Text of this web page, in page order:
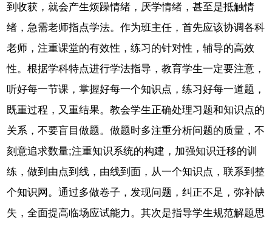
到收获，就会产生烦躁情绪，厌学情绪，甚至是抵触情
绪，急需老师指点学法。作为班主任，首先应该协调各科
老师，注重课堂的有效性，练习的针对性，辅导的高效
性。根据学科特点进行学法指导，教育学生一定要注意，
听好每一节课，掌握好每一个知识点，练习好每一道题，
既重过程，又重结果。教会学生正确处理习题和知识点的
关系，不要盲目做题。做题时多注重分析问题的质量，不
刻意追求数量;注重知识系统的构建，加强知识迁移的训
练，做到由点到线，由线到面，从一个知识点，联系到整
个知识网。通过多做卷子，发现问题，纠正不足，弥补缺
失，全面提高临场应试能力。其次是指导学生规范解题思